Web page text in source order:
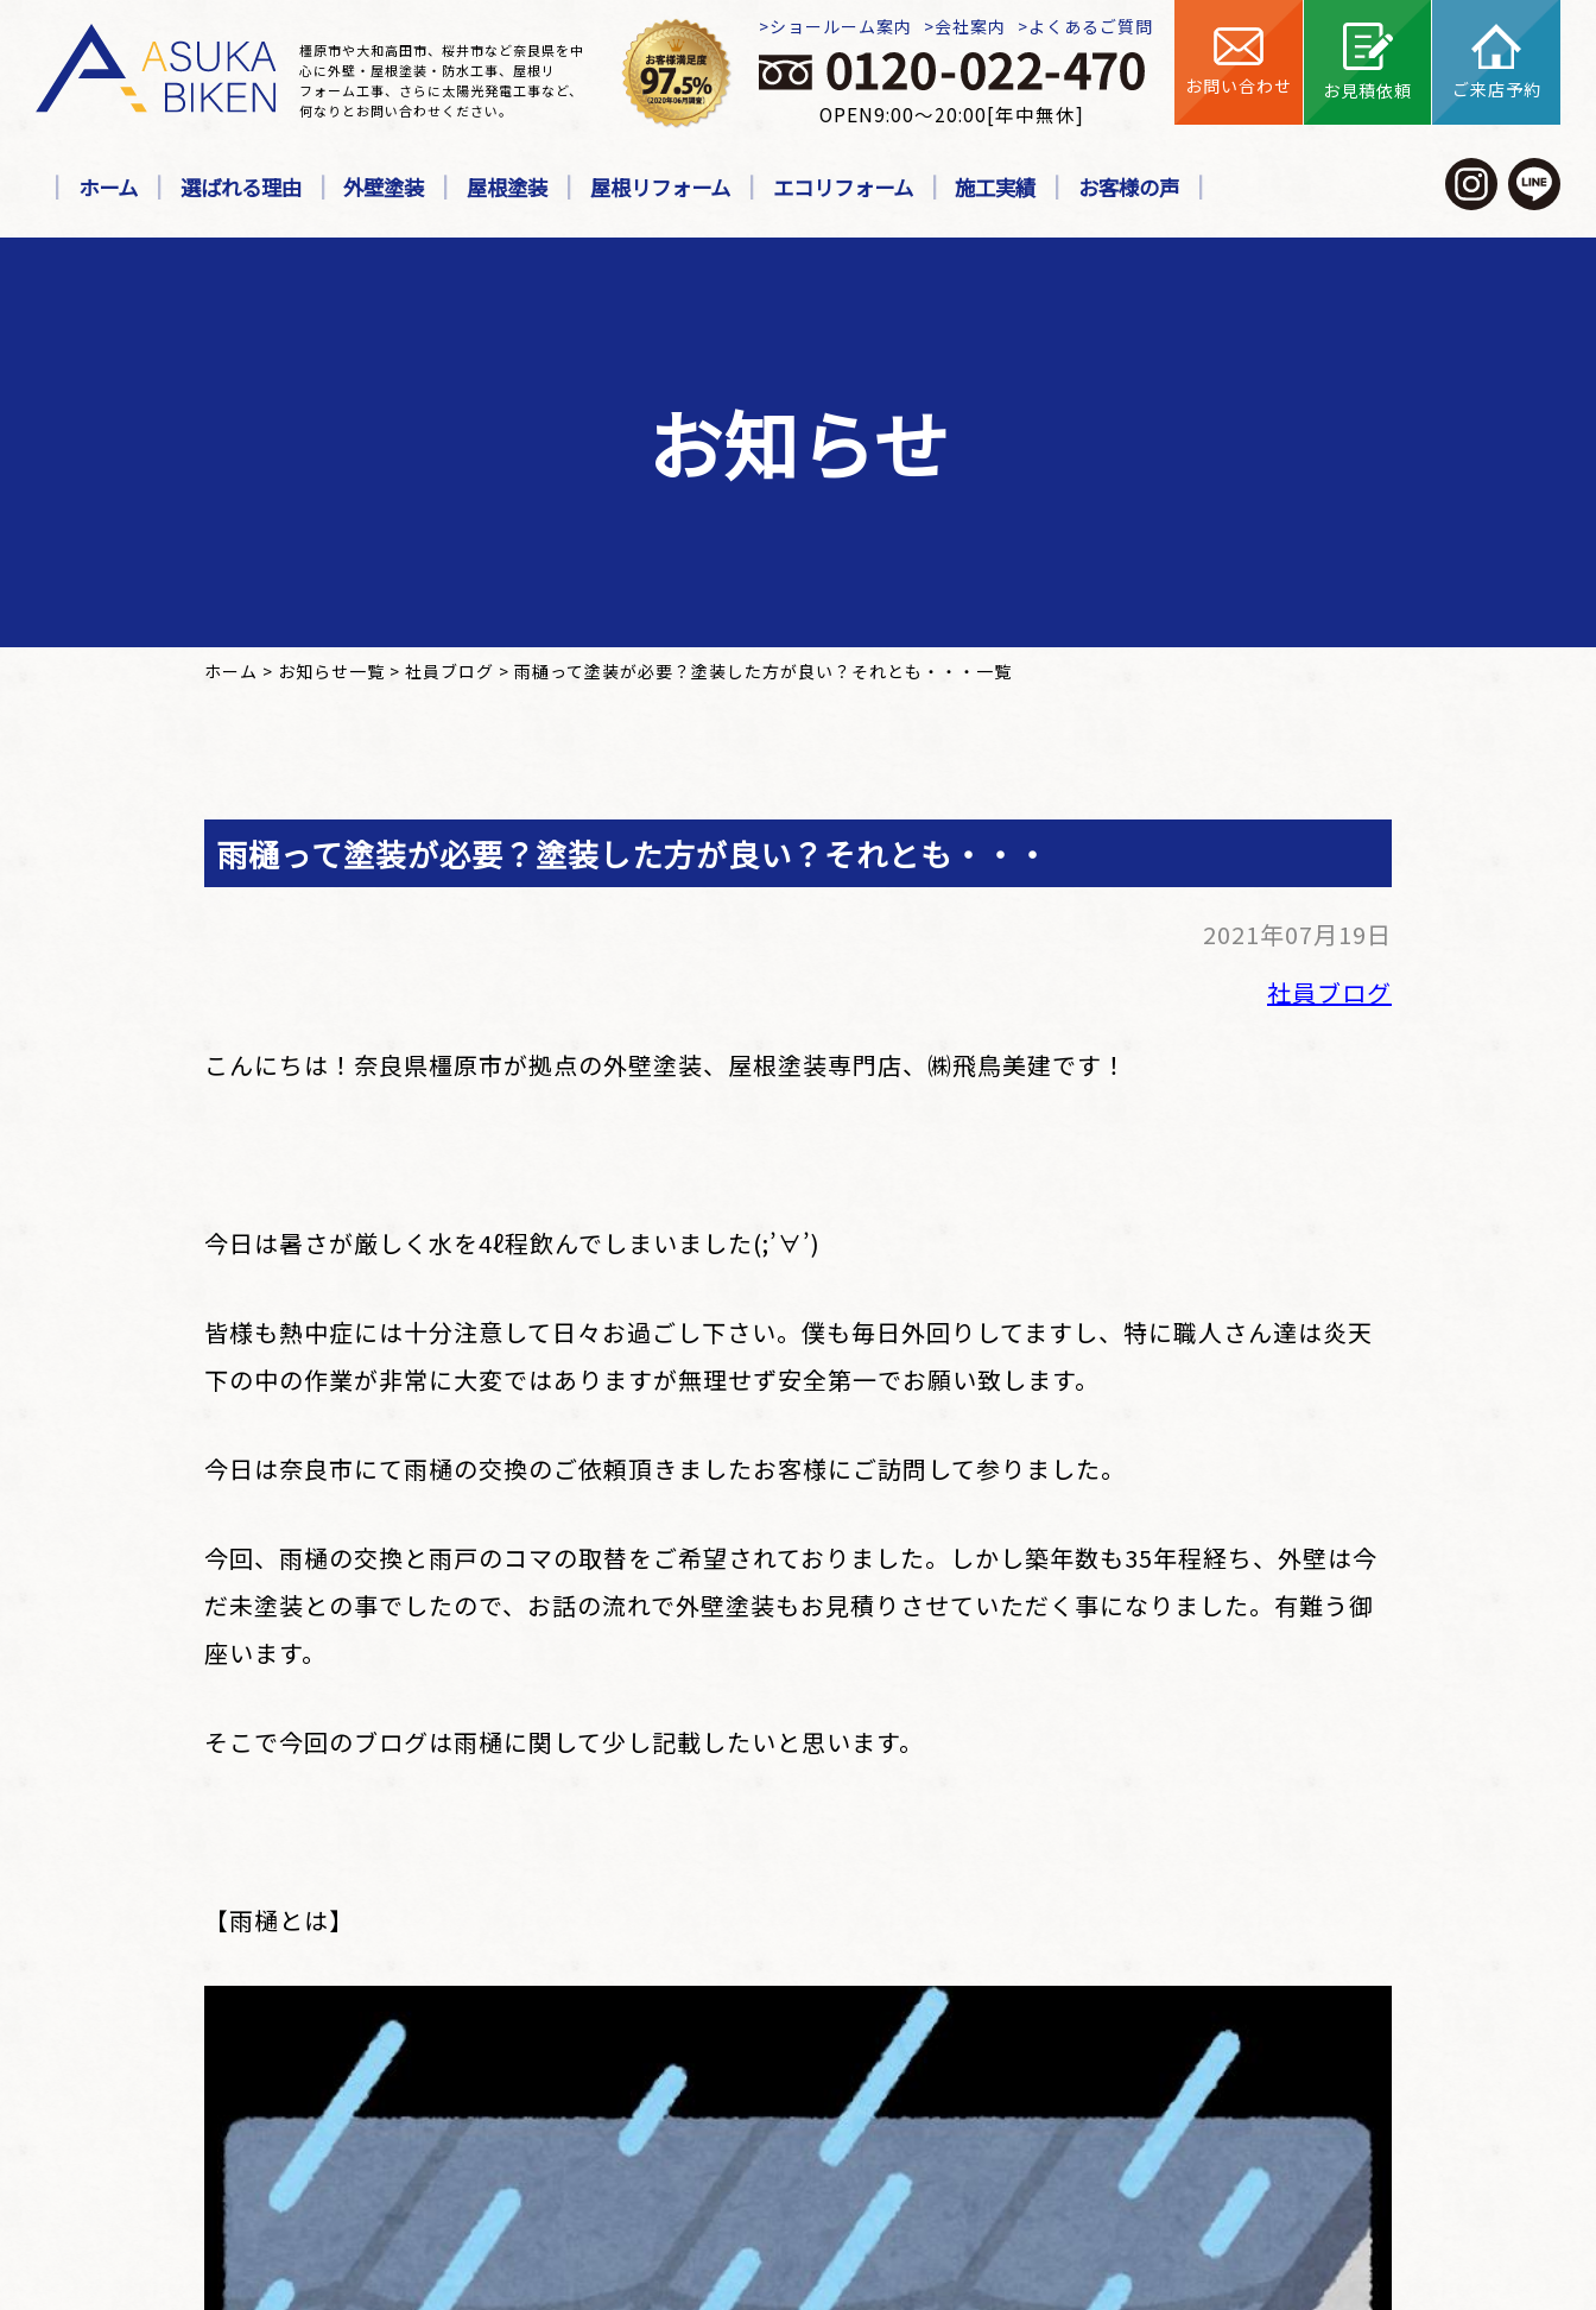
橿原市や大和高田市、桜井市など奈良県を中
心に外壁・屋根塗装・防水工事、屋根リ
フォーム工事、さらに太陽光発電工事など、
何なりとお問い合わせください。
ショールーム案内 会社案内 よくあるご質問
OPEN9:00～20:00[年中無休]
お問い合わせ お見積依頼 ご来店予約
ホーム 選ばれる理由 外壁塗装 屋根塗装 屋根リフォーム エコリフォーム 施工実績 お客様の声
お知らせ
ホーム > お知らせ一覧 > 社員ブログ > 雨樋って塗装が必要？塗装した方が良い？それとも・・・一覧
雨樋って塗装が必要？塗装した方が良い？それとも・・・
2021年07月19日
社員ブログ
こんにちは！奈良県橿原市が拠点の外壁塗装、屋根塗装専門店、㈱飛鳥美建です！
今日は暑さが厳しく水を4ℓ程飲んでしまいました(;’∀’)
皆様も熱中症には十分注意して日々お過ごし下さい。僕も毎日外回りしてますし、特に職人さん達は炎天
下の中の作業が非常に大変ではありますが無理せず安全第一でお願い致します。
今日は奈良市にて雨樋の交換のご依頼頂きましたお客様にご訪問して参りました。
今回、雨樋の交換と雨戸のコマの取替をご希望されておりました。しかし築年数も35年程経ち、外壁は今
だ未塗装との事でしたので、お話の流れで外壁塗装もお見積りさせていただく事になりました。有難う御
座います。
そこで今回のブログは雨樋に関して少し記載したいと思います。
【雨樋とは】